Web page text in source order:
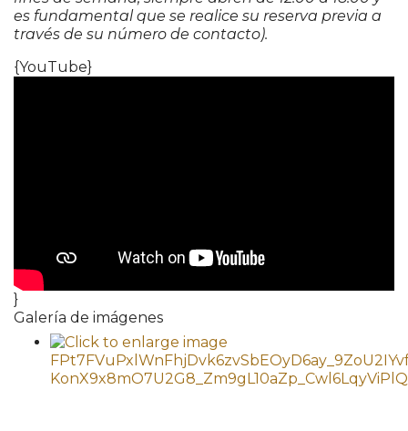
es fundamental que se realice su reserva previa a
través de su número de contacto).
{YouTube}
}
Galería de imágenes